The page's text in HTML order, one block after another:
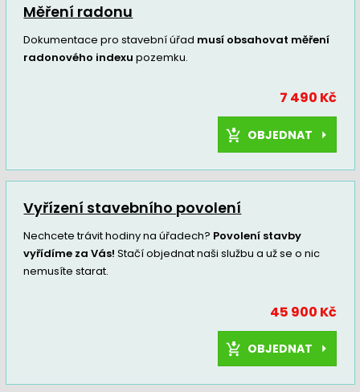
Měření radonu
Dokumentace pro stavební úřad musí obsahovat měření
radonového indexu pozemku.
7 490 Kč
OBJEDNAT
Vyřízení stavebního povolení
Nechcete trávit hodiny na úřadech? Povolení stavby
vyřídíme za Vás! Stačí objednat naši službu a už se o nic
nemusíte starat.
45 900 Kč
OBJEDNAT